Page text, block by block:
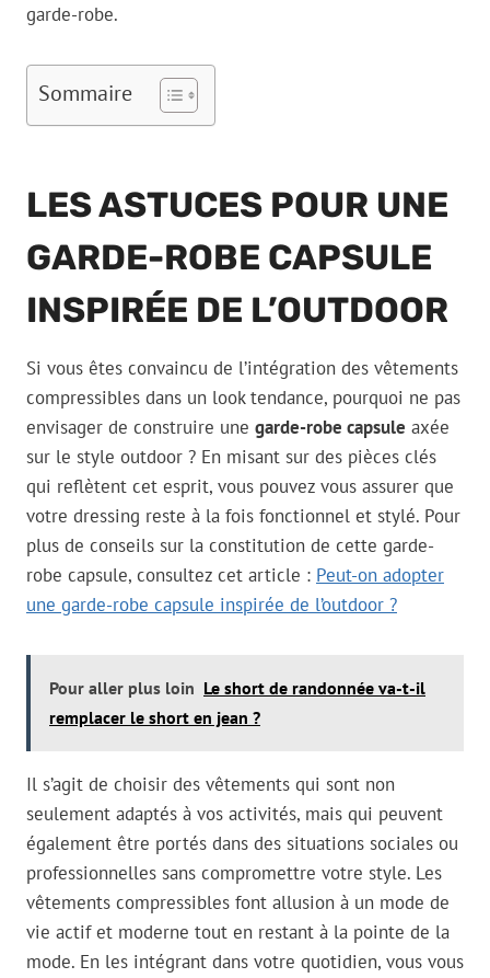
garde-robe.
Sommaire
LES ASTUCES POUR UNE
GARDE-ROBE CAPSULE
INSPIRÉE DE L’OUTDOOR
Si vous êtes convaincu de l’intégration des vêtements
compressibles dans un look tendance, pourquoi ne pas
envisager de construire une garde-robe capsule axée
sur le style outdoor ? En misant sur des pièces clés
qui reflètent cet esprit, vous pouvez vous assurer que
votre dressing reste à la fois fonctionnel et stylé. Pour
plus de conseils sur la constitution de cette garde-
robe capsule, consultez cet article : Peut-on adopter
une garde-robe capsule inspirée de l’outdoor ?
Pour aller plus loin Le short de randonnée va-t-il
remplacer le short en jean ?
Il s’agit de choisir des vêtements qui sont non
seulement adaptés à vos activités, mais qui peuvent
également être portés dans des situations sociales ou
professionnelles sans compromettre votre style. Les
vêtements compressibles font allusion à un mode de
vie actif et moderne tout en restant à la pointe de la
mode. En les intégrant dans votre quotidien, vous vous